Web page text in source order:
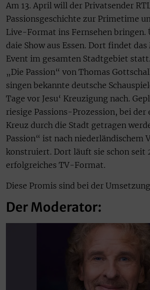
Am 13. April will der Privatsender
Passionsgeschichte zur Primetime
Live-Format ins Fernsehen bringen.
daie Show aus Essen. Dort findet
Event im gesamten Stadtgebiet
„Die Passion“ von Thomas
singen bekannte deutsche
Tage vor Jesu‘ Kreuzigung nach.
riesige Passions-Prozession, bei der
Kreuz durch die Stadt getragen
Passion“ ist nach niederländischem
konstruiert. Dort läuft sie schon seit
erfolgreiches TV-Format.
Diese Promis sind bei der
Der Moderator: